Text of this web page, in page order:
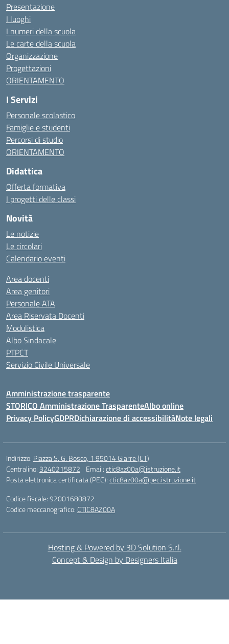
Presentazione
I luoghi
I numeri della scuola
Le carte della scuola
Organizzazione
Progettazioni
ORIENTAMENTO
I Servizi
Personale scolastico
Famiglie e studenti
Percorsi di studio
ORIENTAMENTO
Didattica
Offerta formativa
I progetti delle classi
Novità
Le notizie
Le circolari
Calendario eventi
Area docenti
Area genitori
Personale ATA
Area Riservata Docenti
Modulistica
Albo Sindacale
PTPCT
Servizio Civile Universale
Amministrazione trasparente
STORICO Amministrazione TrasparenteAlbo online
Privacy PolicyGDPRDichiarazione di accessibilitàNote legali
Indirizzo: Piazza S. G. Bosco, 1 95014 Giarre (CT)
Centralino: 3240215872 Email:ctic8az00a@istruzione.it
Posta elettronica certificata (PEC):ctic8az00a@pec.istruzione.it
Codice fiscale: 92001680872
Codice meccanografico: CTIC8AZ00A
Hosting & Powered by 3D Solution S.r.l.
Concept & Design by Designers Italia